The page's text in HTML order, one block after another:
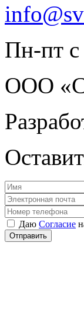
Пн-пт с
ООО
Даю Согласие
Отправить